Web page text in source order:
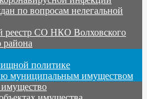
по вопросам нелегальной
реестр СО НКО Волховского
района
политике
муниципальным имуществом